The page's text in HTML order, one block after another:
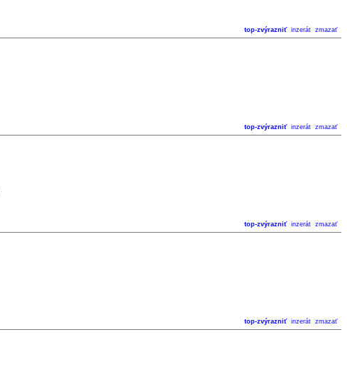
top-zvýrazniť inzerát zmazať
top-zvýrazniť inzerát zmazať
top-zvýrazniť inzerát zmazať
top-zvýrazniť inzerát zmazať